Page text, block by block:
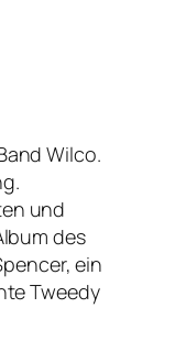
Wilco.
und
des
ein
Tweedy